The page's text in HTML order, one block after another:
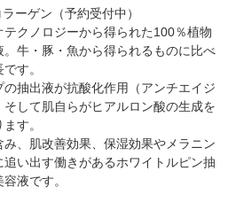
ーゲン（予約受付中）
クノロジーから得られた100％植物
牛・豚・魚から得られるものに比べ
す。
抽出液が抗酸化作用（アンチエイジ
して肌自らがヒアルロン酸の生成を
す。
、肌改善効果、保湿効果やメラニン
い出す働きがあるホワイトルピン抽
液です。